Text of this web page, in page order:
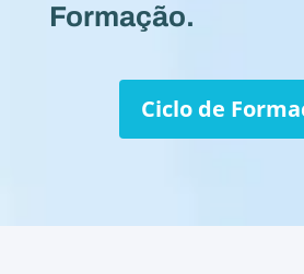
Formação.
Ciclo de